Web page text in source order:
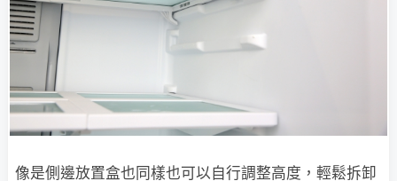
像是側邊放置盒也同樣也可以自行調整高度，輕鬆拆卸